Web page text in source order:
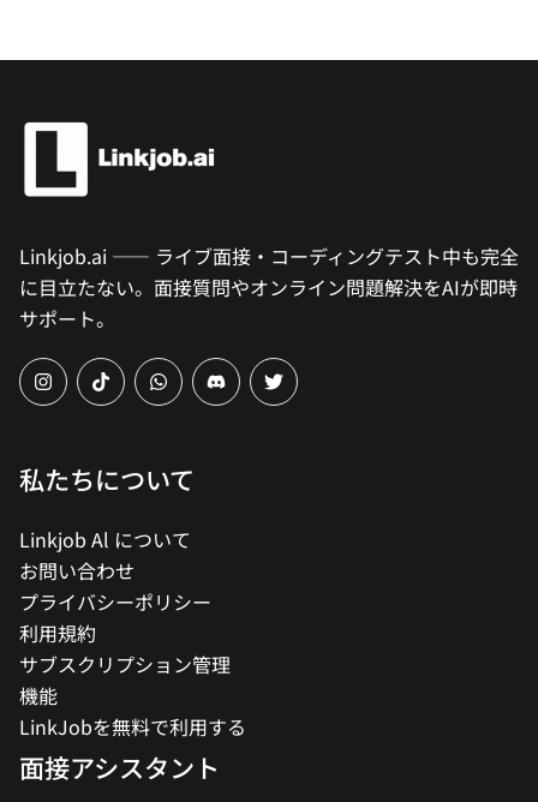
Linkjob.ai —— ライブ面接・コーディングテスト中も完全
に目立たない。面接質問やオンライン問題解決をAIが即時
サポート。
instagramtiktokwhatsappDiscordtwitter
私たちについて
Linkjob Al について
お問い合わせ
プライバシーポリシー
利用規約
サブスクリプション管理
機能
LinkJobを無料で利用する
面接アシスタント